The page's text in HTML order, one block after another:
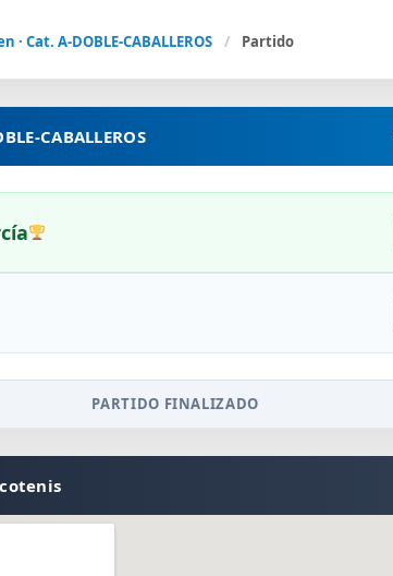
· Cat. A-DOBLE-CABALLEROS / Partido
CABALLEROS
PARTIDO FINALIZADO